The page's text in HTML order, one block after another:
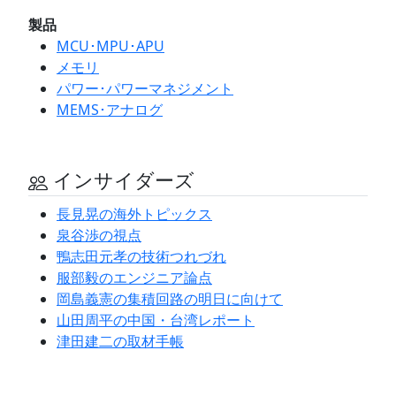
製品
MCU･MPU･APU
メモリ
パワー･パワーマネジメント
MEMS･アナログ
インサイダーズ
長見晃の海外トピックス
泉谷渉の視点
鴨志田元孝の技術つれづれ
服部毅のエンジニア論点
岡島義憲の集積回路の明日に向けて
山田周平の中国・台湾レポート
津田建二の取材手帳